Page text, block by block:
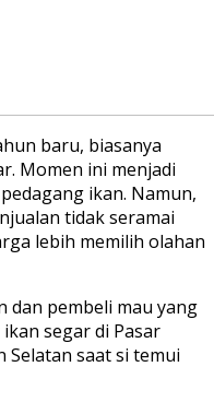
baru, biasanya
Momen ini menjadi
ikan. Namun,
tidak seramai
lebih memilih olahan
dan pembeli mau yang
segar di Pasar
saat si temui